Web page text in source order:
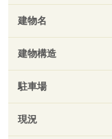
建物名
建物構造
駐車場
現況